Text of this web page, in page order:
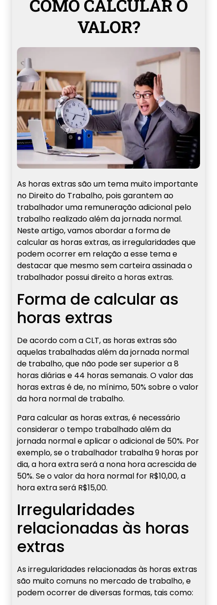
COMO CALCULAR O
VALOR?
As horas extras são um tema muito importante
no Direito do Trabalho, pois garantem ao
trabalhador uma remuneração adicional pelo
trabalho realizado além da jornada normal.
Neste artigo, vamos abordar a forma de
calcular as horas extras, as irregularidades que
podem ocorrer em relação a esse tema e
destacar que mesmo sem carteira assinada o
trabalhador possui direito a horas extras.
Forma de calcular as
horas extras
De acordo com a CLT, as horas extras são
aquelas trabalhadas além da jornada normal
de trabalho, que não pode ser superior a 8
horas diárias e 44 horas semanais. O valor das
horas extras é de, no mínimo, 50% sobre o valor
da hora normal de trabalho.
Para calcular as horas extras, é necessário
considerar o tempo trabalhado além da
jornada normal e aplicar o adicional de 50%. Por
exemplo, se o trabalhador trabalha 9 horas por
dia, a hora extra será a nona hora acrescida de
50%. Se o valor da hora normal for R$10,00, a
hora extra será R$15,00.
Irregularidades
relacionadas às horas
extras
As irregularidades relacionadas às horas extras
são muito comuns no mercado de trabalho, e
podem ocorrer de diversas formas, tais como: